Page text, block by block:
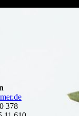
378